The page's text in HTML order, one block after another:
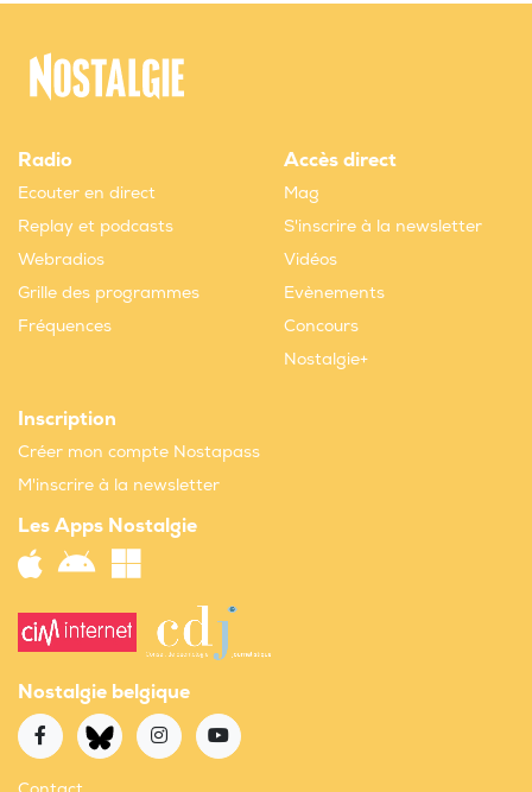
Radio
Ecouter en direct
Replay et podcasts
Webradios
Grille des programmes
Fréquences
Accès direct
Mag
S'inscrire à la newsletter
Vidéos
Evènements
Concours
Nostalgie+
Inscription
Créer mon compte Nostapass
M'inscrire à la newsletter
Les Apps Nostalgie
Nostalgie belgique